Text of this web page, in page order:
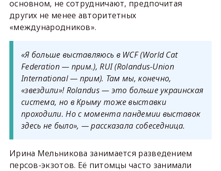
основном, не сотрудничают, предпочитая
других не менее авторитетных
«международников».
«Я больше выставляюсь в WCF (World Cat
Federation — прим.), RUI (Rolandus-Union
International — прим). Там мы, конечно,
«звездили»! Rolandus — это больше украинская
система, но в Крыму тоже выставки
проходили. Но с момента пандемии выставок
здесь не было», — рассказала собеседница.
Ирина Мельникова занимается разведением
персов-экзотов. Её питомцы часто занимали